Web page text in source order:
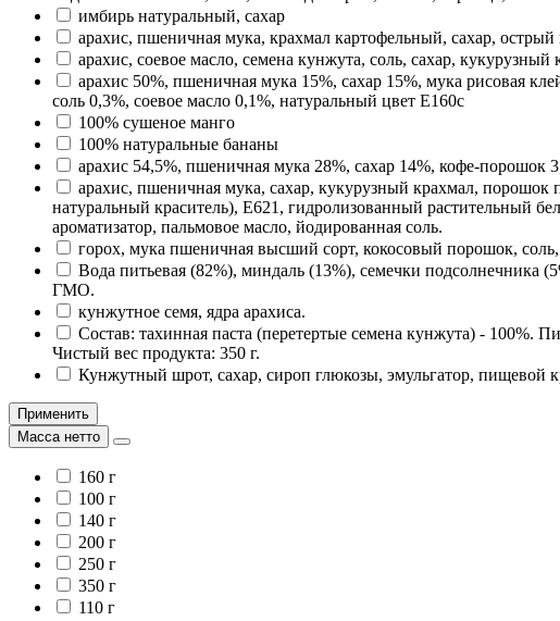
имбирь натуральный, сахар
арахис, пшеничная мука, крахмал картофельный, сахар,
арахис, соевое масло, семена кунжута, соль, сахар,
арахис 50%, пшеничная мука 15%, сахар 15%, мука рисовая
соль 0,3%, соевое масло 0,1%, натуральный цвет Е160с
100% сушеное манго
100% натуральные бананы
арахис 54,5%, пшеничная мука 28%, сахар 14%, кофе-порошок
арахис, пшеничная мука, сахар, кукурузный крахмал,
натуральный краситель), Е621, гидролизованный растительный
ароматизатор, пальмовое масло, йодированная соль.
горох, мука пшеничная высший сорт, кокосовый порошок,
Вода питьевая (82%), миндаль (13%), семечки подсолнечника
ГМО.
кунжутное семя, ядра арахиса.
Состав: тахинная паста (перетертые семена кунжута) - 100%.
Чистый вес продукта: 350 г.
Кунжутный шрот, сахар, сироп глюкозы, эмульгатор, пищевой
Применить
Масса нетто
160 г
100 г
140 г
200 г
250 г
350 г
110 г